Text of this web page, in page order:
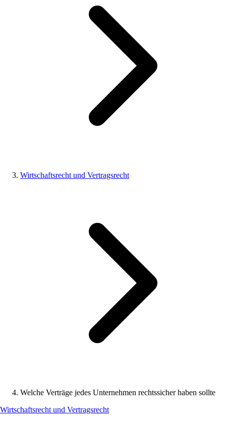
Wirtschaftsrecht und Vertragsrecht
Welche Verträge jedes Unternehmen rechtssicher haben sollte
Wirtschaftsrecht und Vertragsrecht